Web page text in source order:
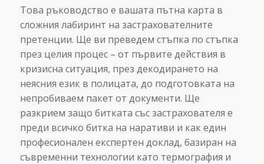
Това ръководство е вашата пътна карта в
сложния лабиринт на застрахователните
претенции. Ще ви преведем стъпка по стъпка
през целия процес – от първите действия в
кризисна ситуация, през декодирането на
неясния език в полицата, до подготовката на
непробиваем пакет от документи. Ще
разкрием защо битката със застрахователя е
преди всичко битка на наративи и как един
професионален експертен доклад, базиран на
съвременни технологии като термография и